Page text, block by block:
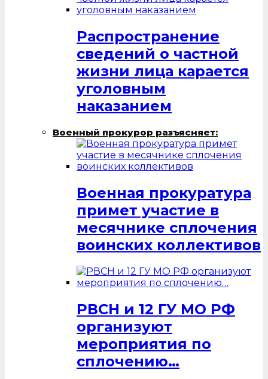
Распространение
сведений о частной
жизни лица карается
уголовным
наказанием
Военный прокурор разъясняет:
Военная прокуратура
примет участие в
месячнике сплочения
воинских коллективов
РВСН и 12 ГУ МО РФ
организуют
мероприятия по
сплочению…